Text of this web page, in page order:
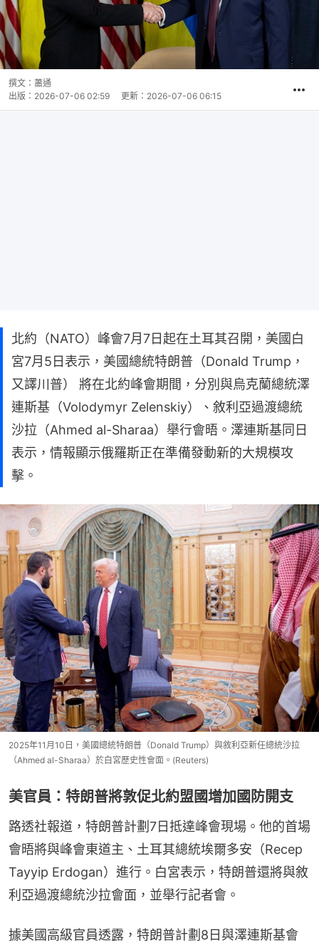
撰文： 蕭通
出版： 2026-07-06 02:59 更新： 2026-07-06 06:15
北約（NATO）峰會7月7日起在土耳其召開，美國白
宮7月5日表示，美國總統特朗普（Donald Trump，
又譯川普） 將在北約峰會期間，分別與烏克蘭總統澤
連斯基（Volodymyr Zelenskiy）、敘利亞過渡總統
沙拉（Ahmed al-Sharaa）舉行會晤。澤連斯基同日
表示，情報顯示俄羅斯正在準備發動新的大規模攻
擊。
2025年11月10日，美國總統特朗普（Donald Trump）與敘利亞新任總統沙拉
（Ahmed al-Sharaa）於白宮歷史性會面。(Reuters)
美官員：特朗普將敦促北約盟國增加國防開支
路透社報道，特朗普計劃7日抵達峰會現場。他的首場
會晤將與峰會東道主、土耳其總統埃爾多安（Recep
Tayyip Erdogan）進行。白宮表示，特朗普還將與敘
利亞過渡總統沙拉會面，並舉行記者會。
據美國高級官員透露，特朗普計劃8日與澤連斯基會